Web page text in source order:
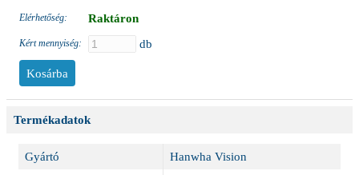
Elérhetőség: Raktáron
Kért mennyiség: db
Termékadatok
Gyártó
Hanwha Vision